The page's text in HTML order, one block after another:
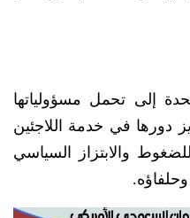
إلى تحمل مسؤولياتها
دورها في خدمة اللاجئين
والابتزاز السياسي